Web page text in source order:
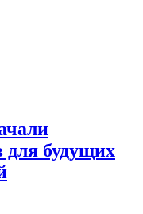
для будущих